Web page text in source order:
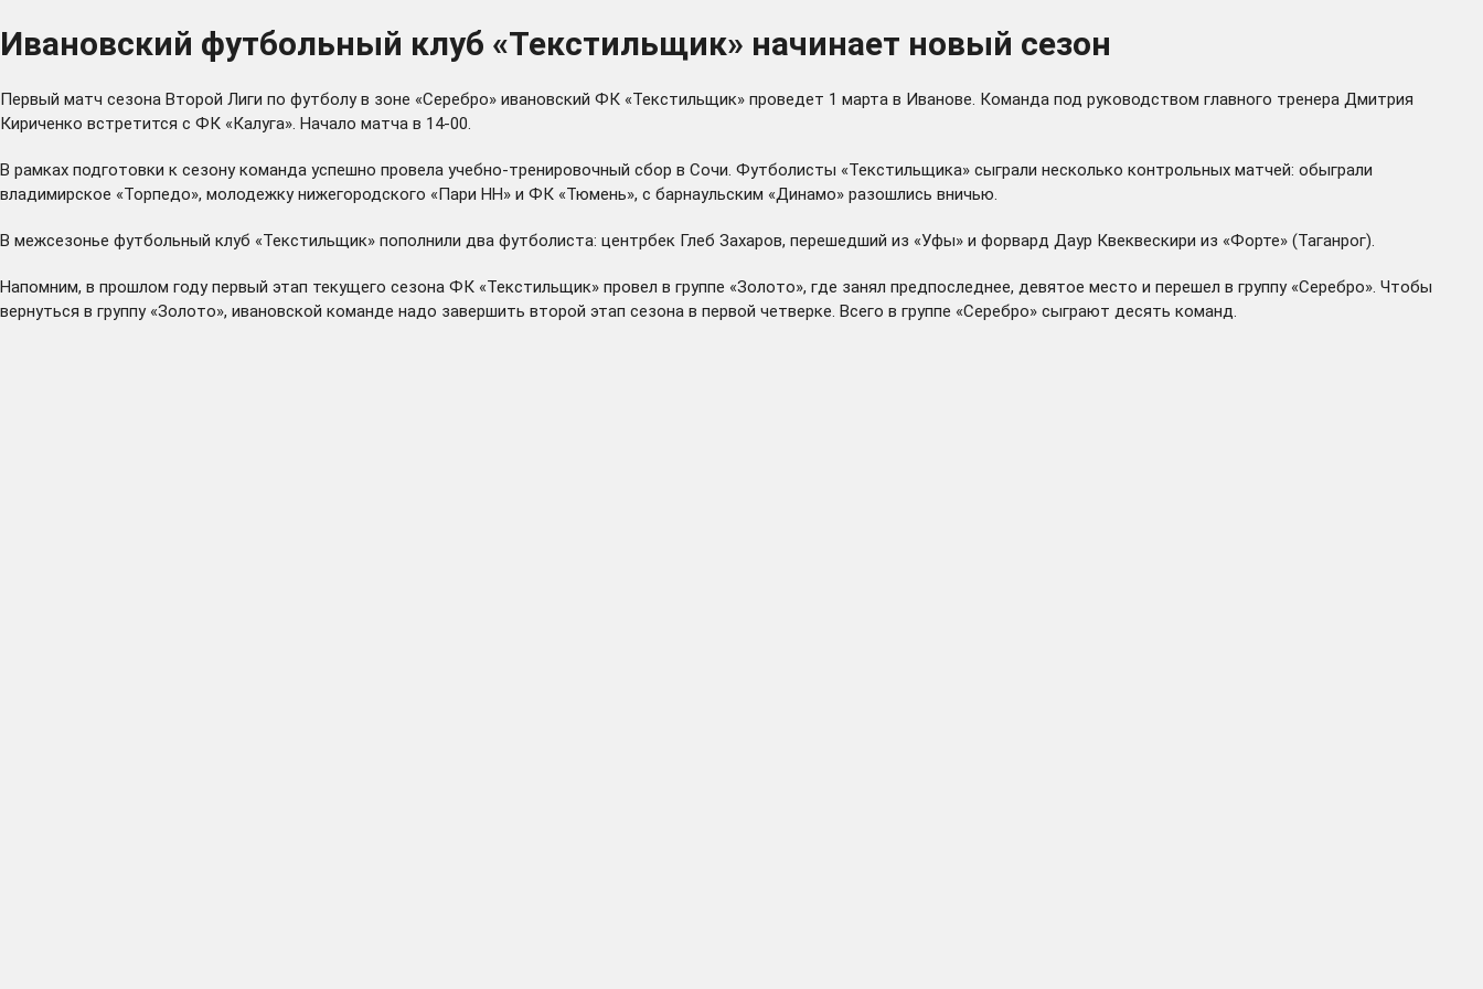
Ивановский футбольный клуб «Текстильщик» начинает новый сезон
Первый матч сезона Второй Лиги по футболу в зоне «Серебро» ивановский ФК «Текстильщик» проведет 1 марта в Иванове. Команда под руководством главного тренера Дмитрия
Кириченко встретится с ФК «Калуга». Начало матча в 14-00.
В рамках подготовки к сезону команда успешно провела учебно-тренировочный сбор в Сочи. Футболисты «Текстильщика» сыграли несколько контрольных матчей: обыграли
владимирское «Торпедо», молодежку нижегородского «Пари НН» и ФК «Тюмень», с барнаульским «Динамо» разошлись вничью.
В межсезонье футбольный клуб «Текстильщик» пополнили два футболиста: центрбек Глеб Захаров, перешедший из «Уфы» и форвард Даур Квеквескири из «Форте» (Таганрог).
Напомним, в прошлом году первый этап текущего сезона ФК «Текстильщик» провел в группе «Золото», где занял предпоследнее, девятое место и перешел в группу «Серебро». Чтобы
вернуться в группу «Золото», ивановской команде надо завершить второй этап сезона в первой четверке. Всего в группе «Серебро» сыграют десять команд.